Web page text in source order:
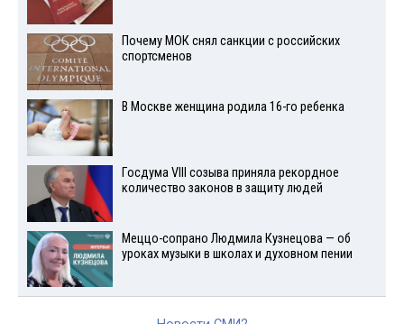
Почему МОК снял санкции с российских
спортсменов
В Москве женщина родила 16-го ребенка
Госдума VIII созыва приняла рекордное
количество законов в защиту людей
Меццо-сопрано Людмила Кузнецова — об
уроках музыки в школах и духовном пении